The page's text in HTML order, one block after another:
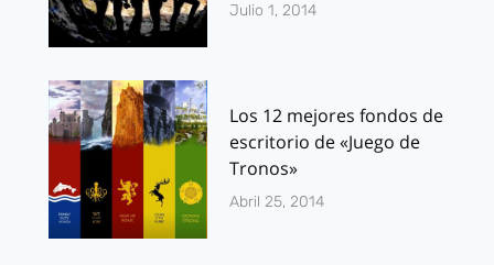
Julio 1, 2014
Los 12 mejores fondos de
escritorio de «Juego de
Tronos»
Abril 25, 2014